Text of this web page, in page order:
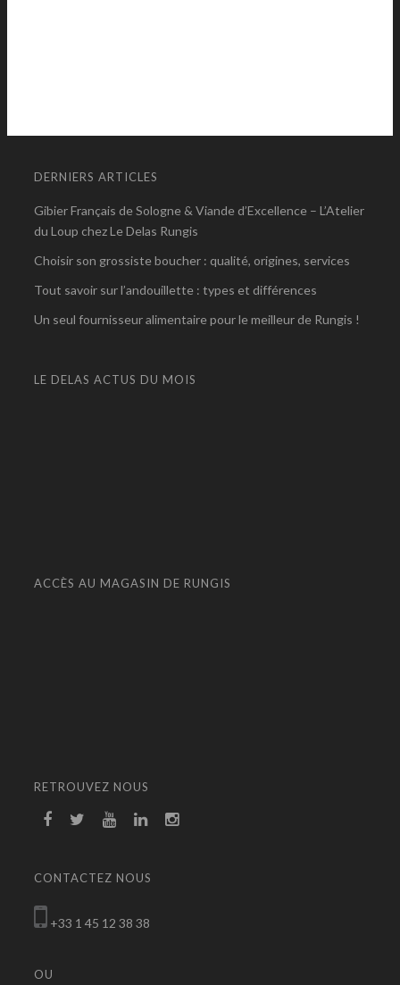
DERNIERS ARTICLES
Gibier Français de Sologne & Viande d’Excellence – L’Atelier
du Loup chez Le Delas Rungis
Choisir son grossiste boucher : qualité, origines, services
Tout savoir sur l’andouillette : types et différences
Un seul fournisseur alimentaire pour le meilleur de Rungis !
LE DELAS ACTUS DU MOIS
ACCÈS AU MAGASIN DE RUNGIS
RETROUVEZ NOUS
CONTACTEZ NOUS
+33 1 45 12 38 38
OU